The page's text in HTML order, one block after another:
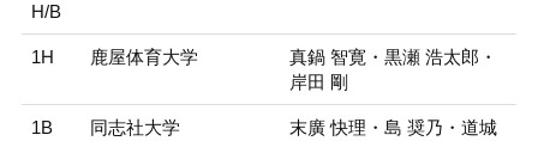
H/B
1H 鹿屋体育大学
真鍋 智寛・黒瀬 浩太郎・
岸田 剛
1B 同志社大学
末廣 快理・島 奨乃・道城